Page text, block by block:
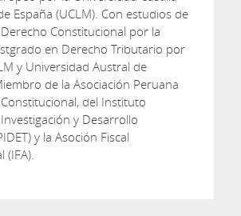
España (UCLM). Con estudios de
Constitucional por la
en Derecho Tributario por
y Universidad Austral de
de la Asociación Peruana
del Instituto
y Desarrollo
y la Asoción Fiscal
(IFA).